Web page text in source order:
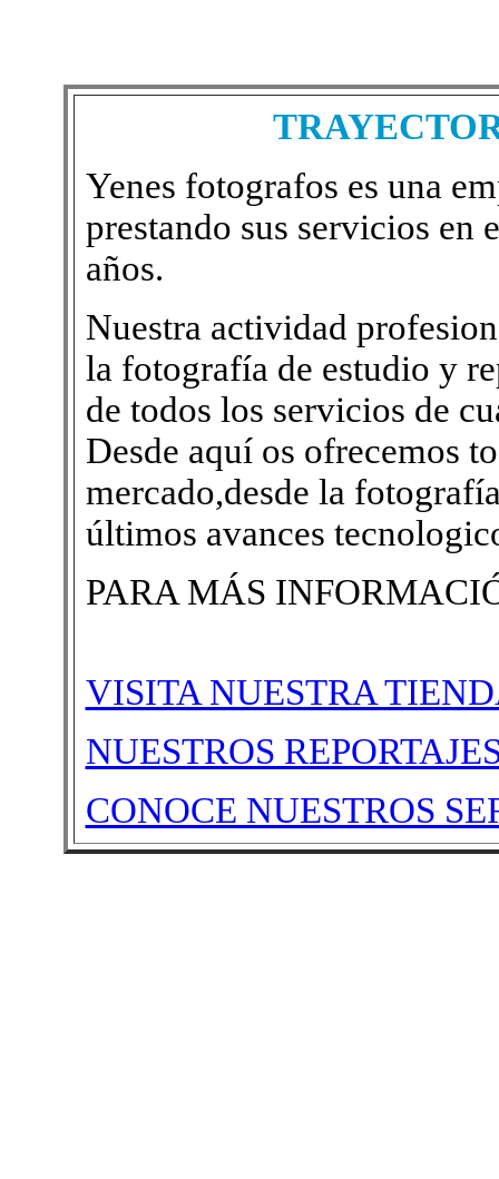
Yenes fotografos es una
prestando sus servicios en
años.
Nuestra actividad
la fotografía de estudio y
de todos los servicios de
Desde aquí os ofrecemos
mercado,desde la
últimos avances
PARA MÁS
VISITA NUESTRA
NUESTROS
CONOCE NUESTROS